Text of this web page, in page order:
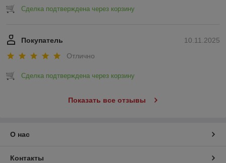
Сделка подтверждена через корзину
10.11.2025
Покупатель
Отлично
Сделка подтверждена через корзину
Показать все отзывы
О нас
Контакты